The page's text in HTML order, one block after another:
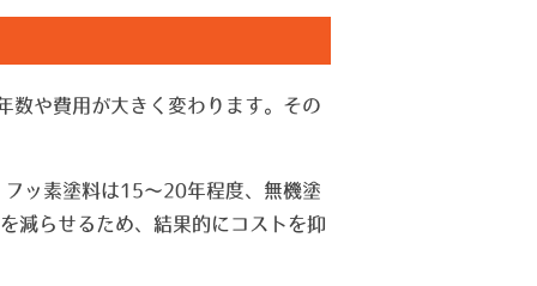
数や費用が大きく変わります。その
ッ素塗料は15〜20年程度、無機塗
減らせるため、結果的にコストを抑